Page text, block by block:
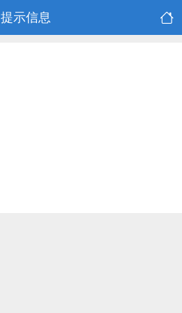
提示信息